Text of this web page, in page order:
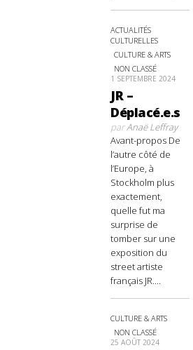
ACTUALITÉS
CULTURELLES
CULTURE & ARTS
NON CLASSÉ
1 SEPTEMBRE 2024
JR –
Déplacé.e.s
parAnaë Leffray
Avant-propos De
l’autre côté de
l’Europe, à
Stockholm plus
exactement,
quelle fut ma
surprise de
tomber sur une
exposition du
street artiste
français JR....
CULTURE & ARTS
NON CLASSÉ
25 AOÛT 2024